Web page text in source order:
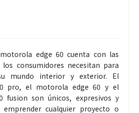
edge 60 cuenta con las
consumidores necesitan para
mundo interior y exterior. El
pro, el motorola edge 60 y el
fusion son únicos, expresivos y
cualquier proyecto o